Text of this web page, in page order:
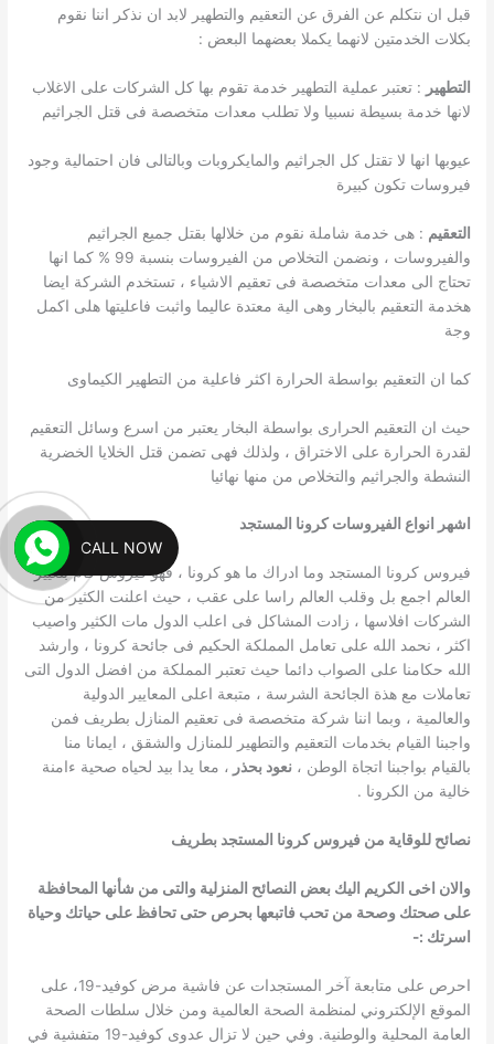
قبل ان نتكلم عن الفرق عن التعقيم والتطهير لابد ان نذكر اننا نقوم
بكلات الخدمتين لانهما يكملا بعضهما البعض :
التطهير : تعتبر عملية التطهير خدمة تقوم بها كل الشركات على الاغلاب
لانها خدمة بسيطة نسبيا ولا تطلب معدات متخصصة فى قتل الجراثيم
عيوبها انها لا تقتل كل الجراثيم والمايكروبات وبالتالى فان احتمالية وجود
فيروسات تكون كبيرة
التعقيم : هى خدمة شاملة نقوم من خلالها بقتل جميع الجراثيم
والفيروسات ، ونضمن التخلاص من الفيروسات بنسبة 99 % كما انها
تحتاج الى معدات متخصصة فى تعقيم الاشياء ، تستخدم الشركة ايضا
هخدمة التعقيم بالبخار وهى الية معتدة عاليما واثبت فاعليتها هلى اكمل
وجة
كما ان التعقيم بواسطة الحرارة اكثر فاعلية من التطهير الكيماوى
حيث ان التعقيم الحرارى بواسطة البخار يعتبر من اسرع وسائل التعقيم
لقدرة الحرارة على الاختراق ، ولذلك فهى تضمن قتل الخلايا الخضرية
النشطة والجراثيم والتخلاص من منها نهائيا
اشهر انواع الفيروسات كرونا المستجد
فيروس كرونا المستجد وما ادراك ما هو كرونا ، فهو فيروس قام بتغيير
العالم اجمع بل وقلب العالم راسا على عقب ، حيث اعلنت الكثير من
الشركات افلاسها ، زادت المشاكل فى اعلب الدول مات الكثير واصيب
اكثر ، نحمد الله على تعامل المملكة الحكيم فى جائحة كرونا ، وارشد
الله حكامنا على الصواب دائما حيث تعتبر المملكة من افضل الدول التى
تعاملات مع هذة الجائحة الشرسة ، متبعة اعلى المعايير الدولية
والعالمية ، وبما اننا شركة متخصصة فى تعقيم المنازل بطريف فمن
واجبنا القيام بخدمات التعقيم والتطهير للمنازل والشقق ، ايمانا منا
بالقيام بواجبنا اتجاة الوطن ،نعود بحذر ، معا يدا بيد لحياه صحية ءامنة
خالية من الكرونا .
نصائح للوقاية من فيروس كرونا المستجد بطريف
والان اخى الكريم اليك بعض النصائح المنزلية والتى من شأنها المحافظة
على صحتك وصحة من تحب فاتبعها بحرص حتى تحافظ على حياتك وحياة
اسرتك :-
احرص على متابعة آخر المستجدات عن فاشية مرض كوفيد-19، على
الموقع الإلكتروني لمنظمة الصحة العالمية ومن خلال سلطات الصحة
العامة المحلية والوطنية. وفي حين لا تزال عدوى كوفيد-19 متفشية في
CALL NOW